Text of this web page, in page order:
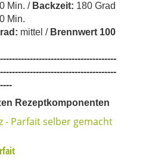
Min. / Backzeit: 180 Grad
Min.
mittel / Brennwert 100
Rezeptkomponenten